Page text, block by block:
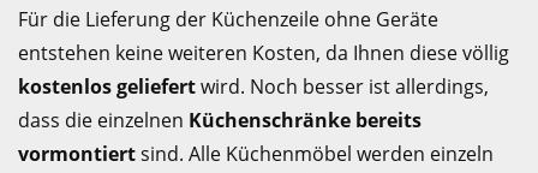
Für die Lieferung der Küchenzeile ohne Geräte
entstehen keine weiteren Kosten, da Ihnen diese völlig
kostenlos geliefertwird. Noch besser ist allerdings,
dass die einzelnen Küchenschränke bereits
vormontiertsind. Alle Küchenmöbel werden einzeln